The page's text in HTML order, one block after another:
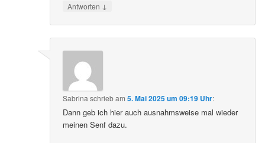
Antworten ↓
Sabrinaschriebam5. Mai 2025 um 09:19 Uhr:
Dann geb ich hier auch ausnahmsweise mal wieder
meinen Senf dazu.